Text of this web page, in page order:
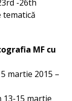
-26th
tematică
MF cu
martie 2015 –
13-15 martie